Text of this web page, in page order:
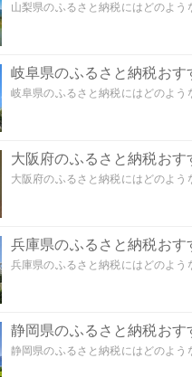
山梨県のふるさと納税にはどのよ
岐阜県のふるさと納税おす
岐阜県のふるさと納税にはどのよ
大阪府のふるさと納税おす
大阪府のふるさと納税にはどのよ
兵庫県のふるさと納税おす
兵庫県のふるさと納税にはどのよ
静岡県のふるさと納税おす
静岡県のふるさと納税にはどのよ